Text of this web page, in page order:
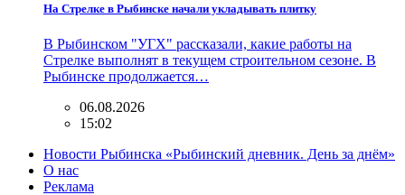
На Стрелке в Рыбинске начали укладывать плитку
В Рыбинском "УГХ" рассказали, какие работы на
Стрелке выполнят в текущем строительном сезоне. В
Рыбинске продолжается…
06.08.2026
15:02
Новости Рыбинска «Рыбинский дневник. День за днём»
О нас
Реклама